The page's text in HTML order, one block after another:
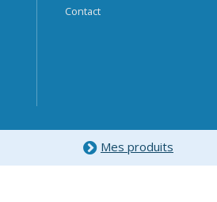
Contact
Mes produits